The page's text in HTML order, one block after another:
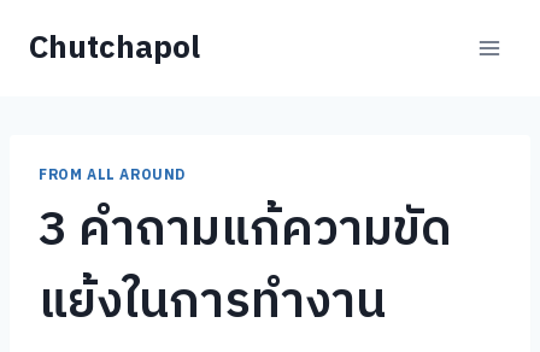
Chutchapol
FROM ALL AROUND
3 คำถามแก้ความขัด
แย้งในการทำงาน